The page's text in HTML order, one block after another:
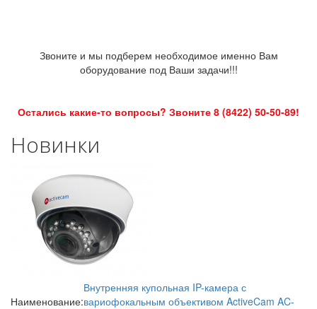
Звоните и мы подберем необходимое именно Вам
оборудование под Ваши задачи!!!
Остались какие-то вопросы? Звоните 8 (8422) 50-50-89!
Новинки
Наименование:
Внутренняя купольная IP-камера с
вариофокальным объективом ActiveCam AC-